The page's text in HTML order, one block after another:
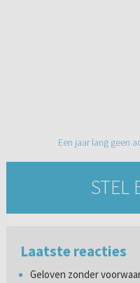
Een jaar lang geen
STEL
Laatste reacties
Geloven zonder